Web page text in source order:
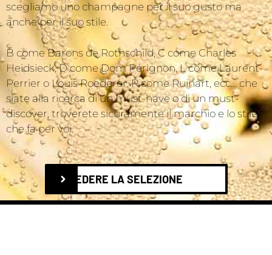
scegliamo uno champagne per il suo gusto ma
anche per il suo stile.
B come Barons de Rothschild, C come Charles
Heidsieck, D come Dom Pérignon, L come Laurent-
Perrier o Louis Roederer, R come Ruinart, ecc… che
siate alla ricerca di un must-have o di un must-
discover, troverete sicuramente il marchio e lo stile
che fa per voi.
VEDERE LA SELEZIONE